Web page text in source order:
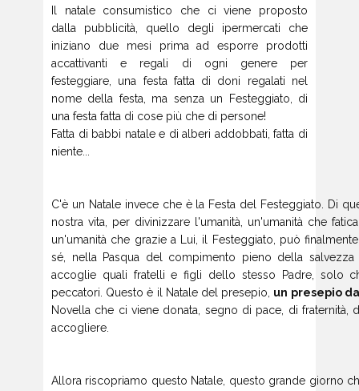
Il natale consumistico che ci viene proposto
dalla pubblicità, quello degli ipermercati che
iniziano due mesi prima ad esporre prodotti
accattivanti e regali di ogni genere per
festeggiare, una festa fatta di doni regalati nel
nome della festa, ma senza un Festeggiato, di
una festa fatta di cose più che di persone!
Fatta di babbi natale e di alberi addobbati, fatta di
niente...
C'è un Natale invece che è la Festa del Festeggiato. Di
nostra vita, per divinizzare l'umanità, un'umanità che
un'umanità che grazie a Lui, il Festeggiato, può
sé, nella Pasqua del compimento pieno della
accoglie quali fratelli e figli dello stesso Padre, solo
peccatori. Questo è il Natale del presepio, un presepio
Novella che ci viene donata, segno di pace, di
accogliere.
Allora riscopriamo questo Natale, questo grande giorno